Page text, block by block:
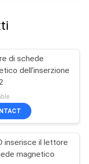
di schede
dell'inserzione
inserisce il lettore
magnetico